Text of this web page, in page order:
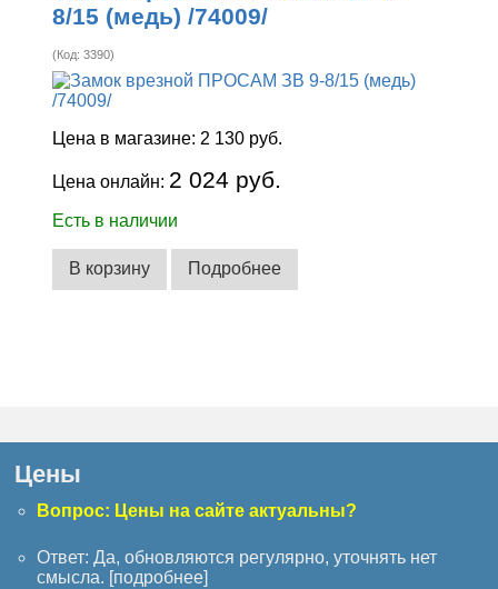
8/15 (медь) /74009/
(Код:3390)
Цена в магазине: 2 130 руб.
Цена онлайн: 2 024 руб.
Есть в наличии
В корзину Подробнее
Цены
Вопрос: Цены на сайте актуальны?
Ответ: Да, обновляются регулярно, уточнять нет
смысла. [подробнее]